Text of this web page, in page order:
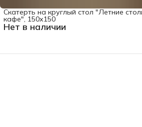
Нет в наличии
Скатерть на круглый стол "Летние
кафе", 150х150